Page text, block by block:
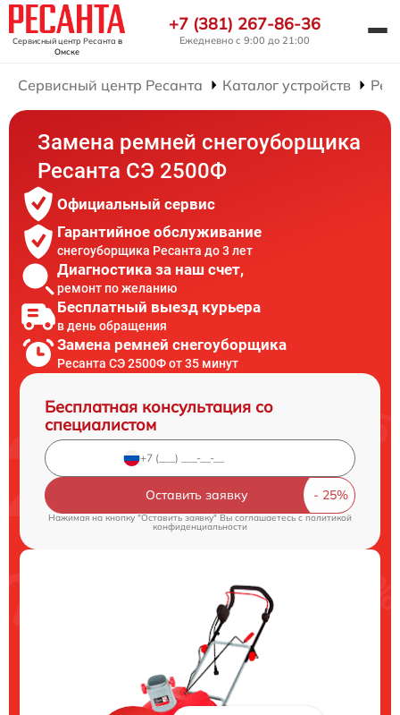
Сервисный центр Ресанта в
Омске
+7 (381) 267-86-36
Ежедневно с 9:00 до 21:00
Сервисный центр Ресанта Каталог устройств
Замена ремней снегоуборщика
Ресанта СЭ 2500Ф
Официальный сервис
Гарантийное обслуживание
снегоуборщика Ресанта до 3 лет
Диагностика за наш счет,
ремонт по желанию
Бесплатный выезд курьера
в день обращения
Замена ремней снегоуборщика
Ресанта СЭ 2500Ф от 35 минут
Бесплатная консультация со
специалистом
Оставить заявку
Нажимая на кнопку "Оставить заявку" Вы соглашаетесь cполитикой
конфиденциальности